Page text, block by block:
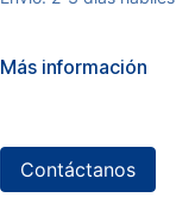
Más información
Contáctanos